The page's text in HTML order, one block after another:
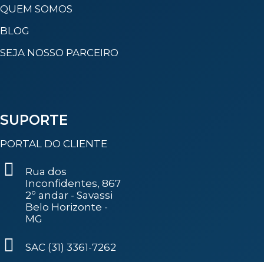
QUEM SOMOS
BLOG
SEJA NOSSO PARCEIRO
SUPORTE
PORTAL DO CLIENTE
Rua dos
Inconfidentes, 867
2º andar - Savassi
Belo Horizonte -
MG
SAC (31) 3361-7262